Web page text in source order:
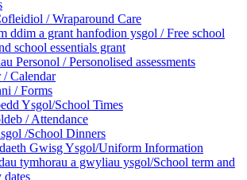
/ Wraparound Care
ddim a grant hanfodion ysgol / Free school
school essentials grant
Personol / Personolised assessments
/ Calendar
/ Forms
Ysgol/School Times
/ Attendance
/School Dinners
Gwisg Ysgol/Uniform Information
tymhorau a gwyliau ysgol/School term and